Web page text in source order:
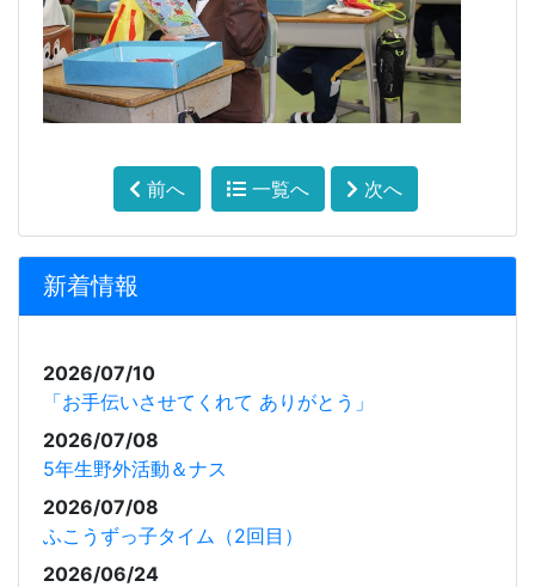
前へ 一覧へ 次へ
新着情報
2026/07/10
「お手伝いさせてくれて ありがとう」
2026/07/08
5年生野外活動＆ナス
2026/07/08
ふこうずっ子タイム（2回目）
2026/06/24